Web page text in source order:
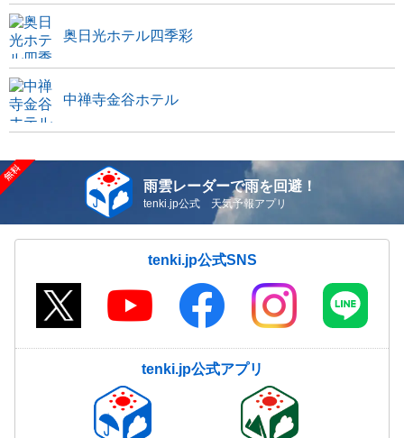
奥日光ホテル四季彩
中禅寺金谷ホテル
雨雲レーダーで雨を回避！
tenki.jp公式 天気予報アプリ
tenki.jp公式SNS
tenki.jp公式アプリ